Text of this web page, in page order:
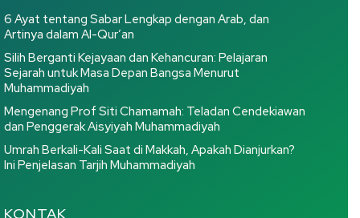
6 Ayat tentang Sabar Lengkap dengan Arab, dan
Artinya dalam Al-Qur’an
Silih Berganti Kejayaan dan Kehancuran: Pelajaran
Sejarah untuk Masa Depan Bangsa Menurut
Muhammadiyah
Mengenang Prof Siti Chamamah: Teladan Cendekiawan
dan Penggerak Aisyiyah Muhammadiyah
Umrah Berkali-Kali Saat di Makkah, Apakah Dianjurkan?
Ini Penjelasan Tarjih Muhammadiyah
KONTAK